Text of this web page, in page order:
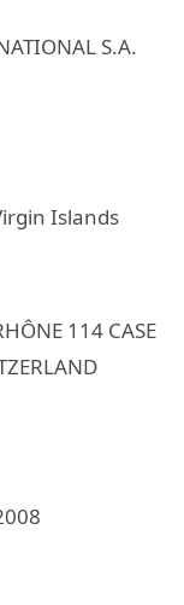
S.A.
Islands
114 CASE